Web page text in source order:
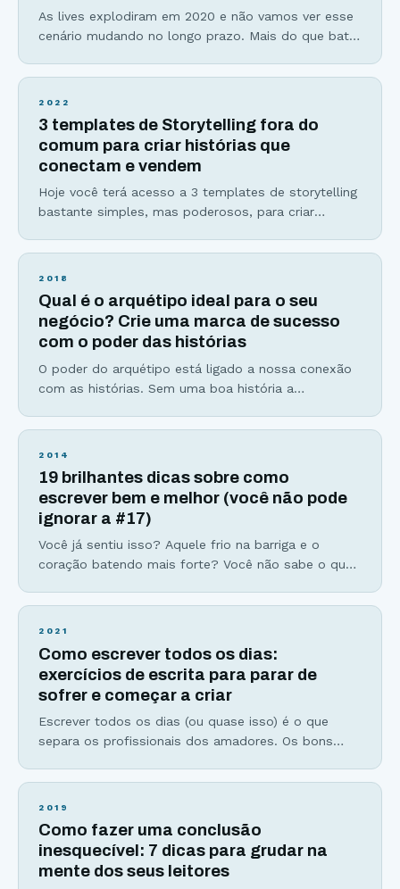
As lives explodiram em 2020 e não vamos ver esse
cenário mudando no longo prazo. Mais do que bater
ferramentas de vendas, muito usadas em formatos
de uma câmera, ao
2022
3 templates de Storytelling fora do
comum para criar histórias que
conectam e vendem
Hoje você terá acesso a 3 templates de storytelling
bastante simples, mas poderosos, para criar
sua forma de escrever histórias para sempre.
sua audiência. E, apesar de serem a melhor
ferramenta de
2018
Qual é o arquétipo ideal para o seu
negócio? Crie uma marca de sucesso
com o poder das histórias
O poder do arquétipo está ligado a nossa conexão
com as histórias. Sem uma boa história a
informações que recebemos diariamente. Os seres
emocionalmente e que tragam um senso
2014
19 brilhantes dicas sobre como
escrever bem e melhor (você não pode
ignorar a #17)
Você já sentiu isso? Aquele frio na barriga e o
coração batendo mais forte? Você não sabe o que,
diferente. Não serão apenas palavras de mudanças,
sempre sonhou e desejou percorrer. Você sente
2021
Como escrever todos os dias:
exercícios de escrita para parar de
sofrer e começar a criar
Escrever todos os dias (ou quase isso) é o que
separa os profissionais dos amadores. Os bons
bem-sucedidos. Um exemplo de disciplina, trabalho
música. Seu pai era professor de música e
2019
Como fazer uma conclusão
inesquecível: 7 dicas para grudar na
mente dos seus leitores